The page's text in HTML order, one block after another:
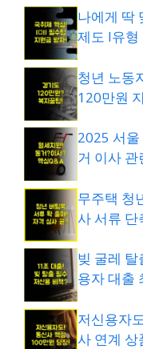
나에게 딱
제도 I유형
청년 노동
120만원
2025 서울
거 이사 관
무주택 청
사 서류 단
빚 굴레
용자 대출
저신용자
사 연계 상